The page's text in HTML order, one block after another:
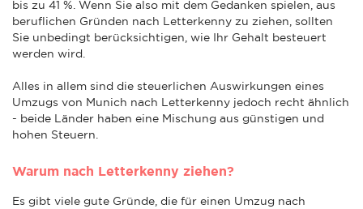
bis zu 41 %. Wenn Sie also mit dem Gedanken spielen, aus
beruflichen Gründen nach Letterkenny zu ziehen, sollten
Sie unbedingt berücksichtigen, wie Ihr Gehalt besteuert
werden wird.
Alles in allem sind die steuerlichen Auswirkungen eines
Umzugs von Munich nach Letterkenny jedoch recht ähnlich
- beide Länder haben eine Mischung aus günstigen und
hohen Steuern.
Warum nach Letterkenny ziehen?
Es gibt viele gute Gründe, die für einen Umzug nach